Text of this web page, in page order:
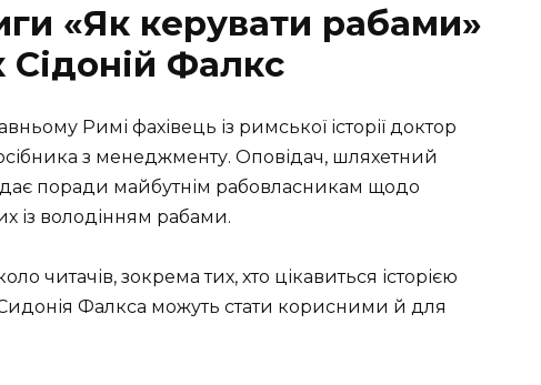
«Як керувати рабами»
Фалкс
Римі фахівець із римської історії доктор
з менеджменту. Оповідач, шляхетний
поради майбутнім рабовласникам щодо
із володінням рабами.
читачів, зокрема тих, хто цікавиться історією
Фалкса можуть стати корисними й для